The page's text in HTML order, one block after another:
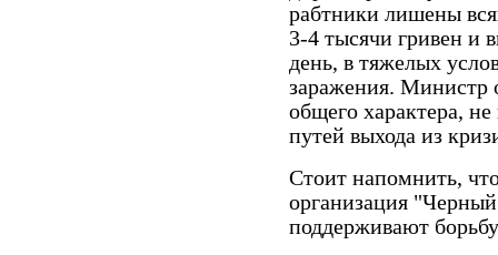
рабтники лишены
3-4 тысячи гривен и
день, в тяжелых
заражения. Министр
общего характера,
путей выхода из
Стоит напомнить,
организация
поддерживают